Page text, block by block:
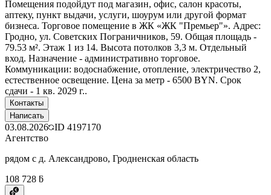
Помещения подойдут под магазин, офис, салон красоты,
аптеку, пункт выдачи, услуги, шоурум или другой формат
бизнеса. Торговое помещение в ЖК «ЖК "Премьер"». Адрес:
Гродно, ул. Советских Пограничников, 59. Общая площадь -
79.53 м². Этаж 1 из 14. Высота потолков 3,3 м. Отдельный
вход. Назначение - административно торговое.
Коммуникации: водоснабжение, отопление, электричество 2,
естественное освещение. Цена за метр - 6500 BYN. Срок
сдачи - 1 кв. 2029 г..
Контакты
Написать
03.08.2026 ID 4197170
Агентство
рядом с д. Александрово, Гродненская область
108 728 ƃ